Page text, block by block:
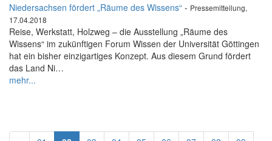
Niedersachsen fördert „Räume des Wissens“ - Pressemitteilung,
17.04.2018
Reise, Werkstatt, Holzweg – die Ausstellung „Räume des
Wissens“ im zukünftigen Forum Wissen der Universität Göttingen
hat ein bisher einzigartiges Konzept. Aus diesem Grund fördert
das Land Ni…
mehr...